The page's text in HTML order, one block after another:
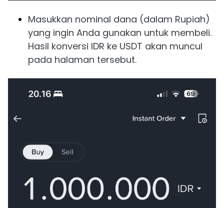
Masukkan nominal dana (dalam Rupiah)
yang ingin Anda gunakan untuk membeli.
Hasil konversi IDR ke USDT akan muncul
pada halaman tersebut.